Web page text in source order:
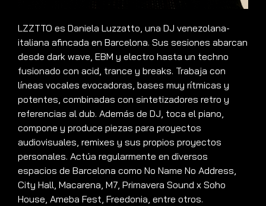
LZZTTO es Daniela Luzzatto, una DJ venezolana-
italiana afincada en Barcelona. Sus sesiones abarcan
desde dark wave, EBM y electro hasta un techno
fusionado con acid, trance y breaks. Trabaja con
líneas vocales evocadoras, bases muy rítmicas y
potentes, combinadas con sintetizadores retro y
referencias al dub. Además de DJ, toca el piano,
compone y produce piezas para proyectos
audiovisuales, remixes y sus propios proyectos
personales. Actúa regularmente en diversos
espacios de Barcelona como No Name No Address,
City Hall, Macarena, M7, Primavera Sound x Soho
House, Ameba Fest, Freedonia, entre otros.